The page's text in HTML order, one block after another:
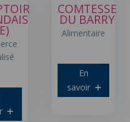
COMTESSE
DU BARRY
Alimentaire
En
savoir